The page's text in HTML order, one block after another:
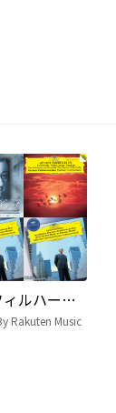
楽天フィルハーモニー管弦楽団～第1回演奏会プログラム～
Rakuten Music